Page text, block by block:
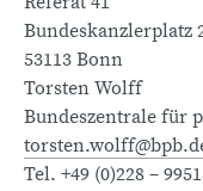
Bundeskanzlerplatz
53113 Bonn
Torsten Wolff
Bundeszentrale für
Tel. +49 (0)228 –